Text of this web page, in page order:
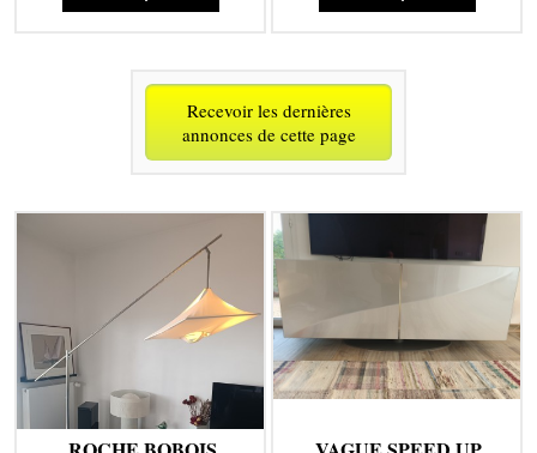
Recevoir les dernières
annonces de cette page